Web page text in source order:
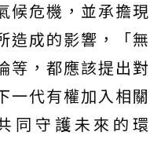
候危機，並承擔現
造成的影響，「無
等，都應該提出對
一代有權加入相關
同守護未來的環